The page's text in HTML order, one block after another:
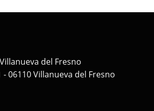
del Fresno
- 06110 Villanueva del Fresno